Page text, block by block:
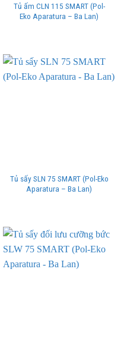
Tủ ấm CLN 115 SMART (Pol-
Eko Aparatura – Ba Lan)
Tủ sấy SLN 75 SMART (Pol-Eko
Aparatura – Ba Lan)